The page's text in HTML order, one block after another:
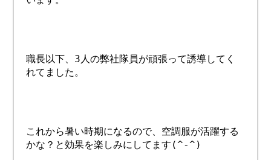
職長以下、3人の弊社隊員が頑張って誘導してく
れてました。
これから暑い時期になるので、空調服が活躍する
かな？と効果を楽しみにしてます(^-^)